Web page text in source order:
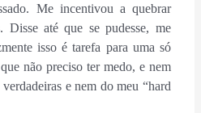
Me incentivou a quebrar
Disse até que se pudesse, me
isso é tarefa para uma só
não preciso ter medo, e nem
e nem do meu “hard